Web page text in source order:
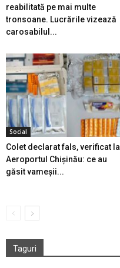
reabilitată pe mai multe
tronsoane. Lucrările vizează
carosabilul...
Social
Colet declarat fals, verificat la
Aeroportul Chișinău: ce au
găsit vameșii...
Taguri